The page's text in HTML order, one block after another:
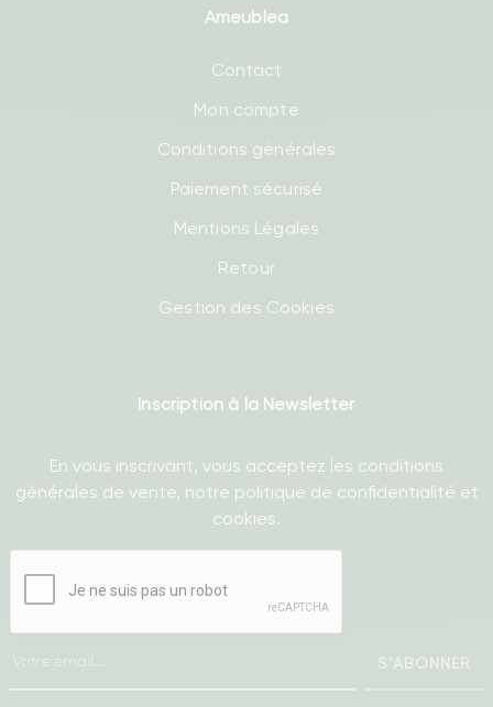
Ameublea
Contact
Mon compte
Conditions générales
Paiement sécurisé
Mentions Légales
Retour
Gestion des Cookies
Inscription à la Newsletter
En vous inscrivant, vous acceptez les conditions
générales de vente, notre politique de confidentialité et
cookies.
S'ABONNER